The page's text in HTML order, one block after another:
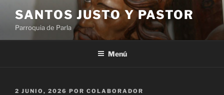
contenido
SANTOS JUSTO Y PASTOR
Parroquia de Parla
Menú
PUBLICADO
2 JUNIO, 2026 POR COLABORADOR